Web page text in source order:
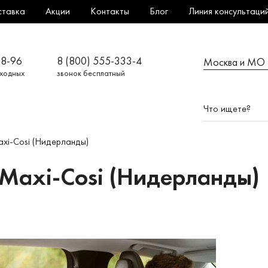
Акции Контакты Блог Линия
96 8 (800) 555-333-4
звонок бесплатный
Москва и МО
Cosi (Нидерланды)
Maxi-Cosi (Нидерланды)